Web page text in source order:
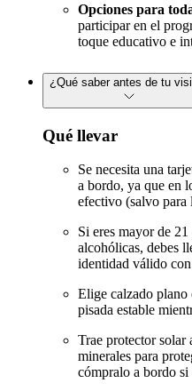
Opciones para
participar en el
toque educativo e
¿Qué saber antes de tu
Qué llevar
Se necesita una
a bordo, ya que en
efectivo (salvo para
Si eres mayor de
alcohólicas, debes
identidad válido
Elige calzado plano
pisada estable
Trae protector solar
minerales para
cómpralo a bordo si